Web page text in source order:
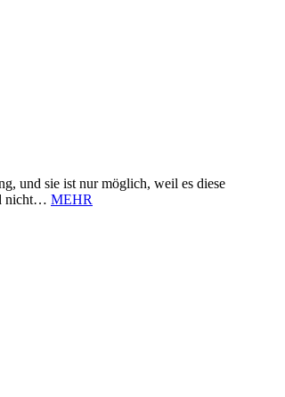
und sie ist nur möglich, weil es diese
nicht… MEHR